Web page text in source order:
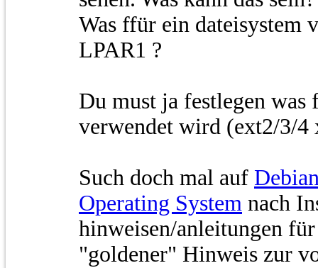
Was ffür ein dateisystem
LPAR1 ?
Du must ja festlegen was
verwendet wird (ext2/3/4
Such doch mal auf
Operating System nach
hinweisen/anleitungen
"goldener" Hinweis zur